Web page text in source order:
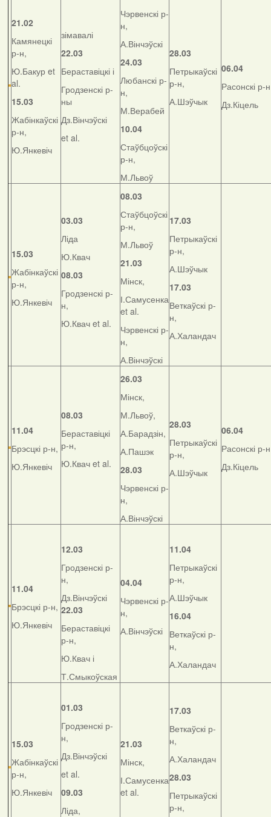
21.02
Камянецкі
р-н,
Ю.Бакур et
al.
15.03
Жабінкаўскі
р-н,
Ю.Янкевіч
зімавалі
22.03
Бераставіцкі і
Гродзенскі р-
ны
Дз.Вінчэўскі
et al.
Чэрвенскі р-
н,
А.Вінчэўскі
24.03
Любанскі р-
н,
М.Верабей
10.04
Стаўбцоўскі
р-н,
М.Львоў
28.03
Петрыкаўскі
р-н,
А.Шэўчык
06.04
Расонскі р-
Дз.Кіцель
15.03
Жабінкаўскі
р-н,
Ю.Янкевіч
03.03
Ліда
Ю.Квач
08.03
Гродзенскі р-
н,
Ю.Квач et al.
08.03
Стаўбцоўскі
р-н,
М.Львоў
21.03
Мінск,
І.Самусенка
et al.
Чэрвенскі р-
н,
А.Вінчэўскі
17.03
Петрыкаўскі
р-н,
А.Шэўчык
17.03
Веткаўскі р-
н,
А.Халандач
11.04
Брэсцкі р-н,
Ю.Янкевіч
08.03
Бераставіцкі
р-н,
Ю.Квач et al.
26.03
Мінск,
М.Львоў,
А.Барадзін,
А.Пашэк
28.03
Чэрвенскі р-
н,
А.Вінчэўскі
28.03
Петрыкаўскі
р-н,
А.Шэўчык
06.04
Расонскі р-
Дз.Кіцель
11.04
Брэсцкі р-н,
Ю.Янкевіч
12.03
Гродзенскі р-
н,
Дз.Вінчэўскі
22.03
Бераставіцкі
р-н,
Ю.Квач і
Т.Смыкоўская
04.04
Чэрвенскі р-
н,
А.Вінчэўскі
11.04
Петрыкаўскі
р-н,
А.Шэўчык
16.04
Веткаўскі р-
н,
А.Халандач
15.03
Жабінкаўскі
р-н,
Ю.Янкевіч
01.03
Гродзенскі р-
н,
Дз.Вінчэўскі
et al.
09.03
Ліда,
21.03
Мінск,
І.Самусенка
et al.
17.03
Веткаўскі р-
н,
А.Халандач
28.03
Петрыкаўскі
р-н,